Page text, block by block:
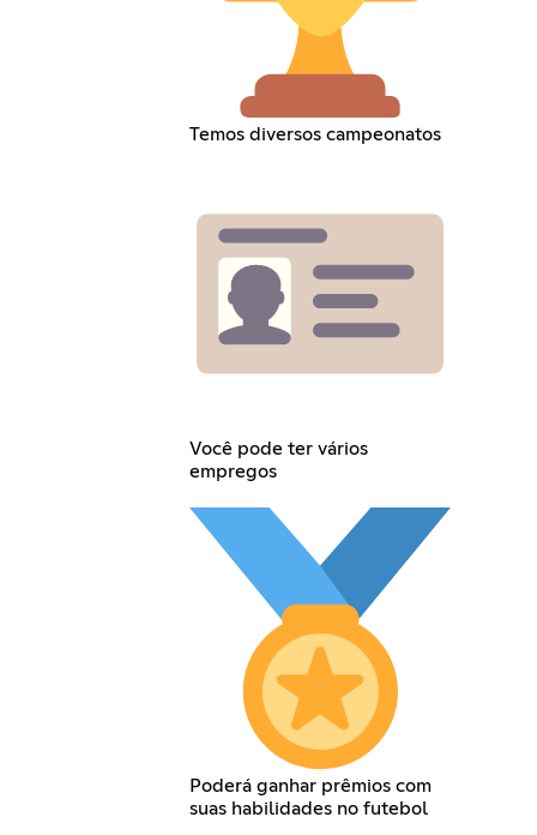
Temos diversos campeonatos
Você pode ter vários
empregos
Poderá ganhar prêmios com
suas habilidades no futebol